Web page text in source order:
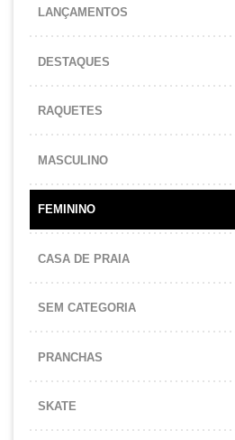
LANÇAMENTOS
DESTAQUES
RAQUETES
MASCULINO
FEMININO
CASA DE PRAIA
SEM CATEGORIA
PRANCHAS
SKATE